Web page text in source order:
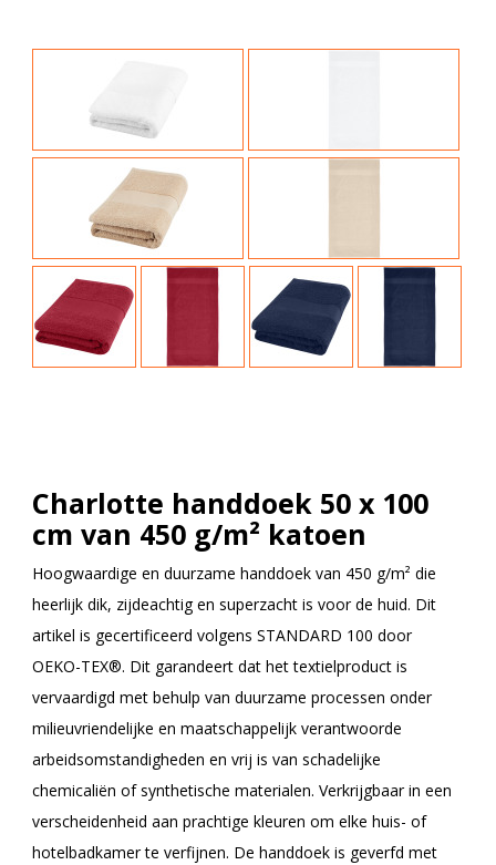
Charlotte handdoek 50 x 100
cm van 450 g/m² katoen
Hoogwaardige en duurzame handdoek van 450 g/m² die
heerlijk dik, zijdeachtig en superzacht is voor de huid. Dit
artikel is gecertificeerd volgens STANDARD 100 door
OEKO-TEX®. Dit garandeert dat het textielproduct is
vervaardigd met behulp van duurzame processen onder
milieuvriendelijke en maatschappelijk verantwoorde
arbeidsomstandigheden en vrij is van schadelijke
chemicaliën of synthetische materialen. Verkrijgbaar in een
verscheidenheid aan prachtige kleuren om elke huis- of
hotelbadkamer te verfijnen. De handdoek is geverfd met